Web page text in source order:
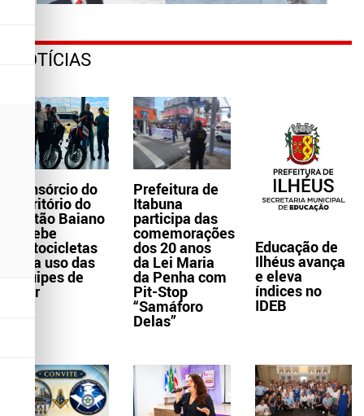
NOTÍCIAS
Consórcio do
Território do
Sertão Baiano
recebe
motocicletas
para uso das
equipes de
Ater
Prefeitura de
Itabuna
participa das
comemorações
dos 20 anos
da Lei Maria
da Penha com
Pit-Stop
“Samáforo
Delas”
Educação de
Ilhéus avança
e eleva
índices no
IDEB